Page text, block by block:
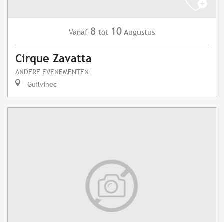
Vanaf 8 tot 10 Augustus
Cirque Zavatta
ANDERE EVENEMENTEN
Guilvinec